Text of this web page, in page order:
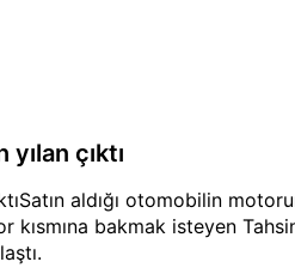
çıktı
aldığı otomobilin
kısmına bakmak isteyen